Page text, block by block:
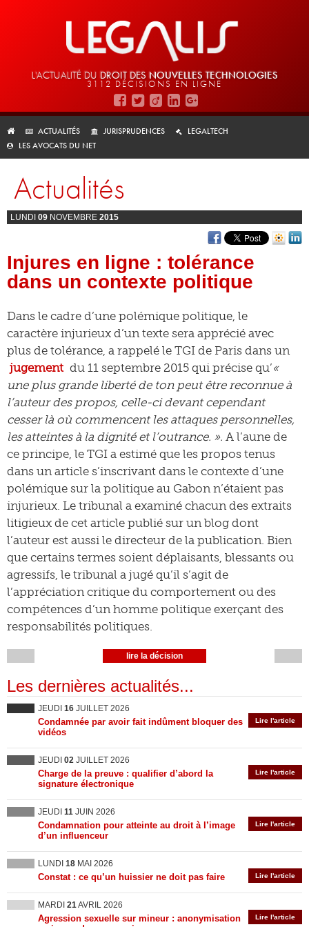
L'ACTUALITÉ DU DROIT DES NOUVELLES TECHNOLOGIES
3112 DÉCISIONS EN LIGNE
ACTUALITÉS JURISPRUDENCES
LEGALTECH
LES AVOCATS DU NET
Actualités
LUNDI 09 NOVEMBRE 2015
Injures en ligne : tolérance
dans un contexte politique
Dans le cadre d’une polémique politique, le
caractère injurieux d’un texte sera apprécié avec
plus de tolérance, a rappelé le TGI de Paris dans un
jugement du 11 septembre 2015 qui précise qu’«
une plus grande liberté de ton peut être reconnue à
l’auteur des propos, celle-ci devant cependant
cesser là où commencent les attaques personnelles,
les atteintes à la dignité et l’outrance. ». A l’aune de
ce principe, le TGI a estimé que les propos tenus
dans un article s’inscrivant dans le contexte d’une
polémique sur la politique au Gabon n’étaient pas
injurieux. Le tribunal a examiné chacun des extraits
litigieux de cet article publié sur un blog dont
l’auteur est aussi le directeur de la publication. Bien
que certains termes soient déplaisants, blessants ou
agressifs, le tribunal a jugé qu’il s’agit de
l’appréciation critique du comportement ou des
compétences d’un homme politique exerçant des
responsabilités politiques.
lire la décision
Les dernières actualités...
JEUDI 16 JUILLET 2026
Lire l'article
Condamnée par avoir fait indûment bloquer des
vidéos
JEUDI 02 JUILLET 2026
Lire l'article
Charge de la preuve : qualifier d’abord la
signature électronique
JEUDI 11 JUIN 2026
Lire l'article
Condamnation pour atteinte au droit à l’image
d’un influenceur
LUNDI 18 MAI 2026
Lire l'article
Constat : ce qu’un huissier ne doit pas faire
MARDI 21AVRIL 2026
Lire l'article
Agression sexuelle sur mineur : anonymisation